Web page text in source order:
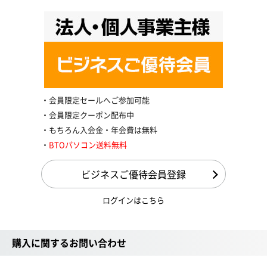
会員限定セールへご参加可能
会員限定クーポン配布中
もちろん入会金・年会費は無料
BTOパソコン送料無料
ビジネスご優待会員登録
ログインはこちら
購入に関するお問い合わせ